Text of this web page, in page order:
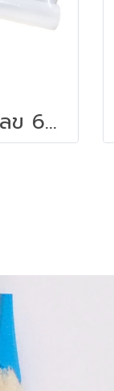
กระดาษบวกเลข 60แกรม 10 ม้วน/cแพ็ค ซากุระ 3 นิ้ว